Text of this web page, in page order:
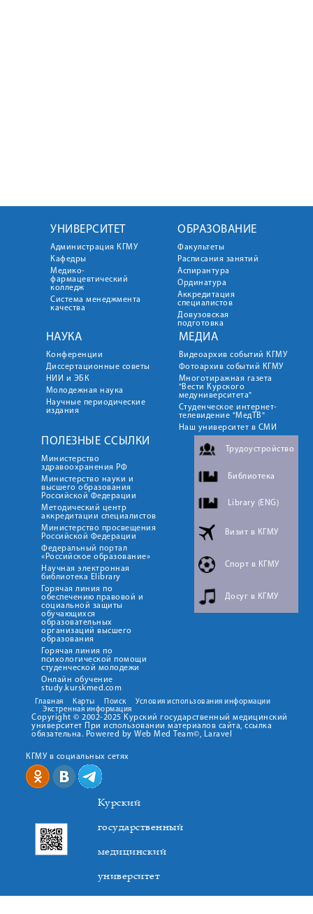
УНИВЕРСИТЕТ
Администрация КГМУ
Кафедры
Медико-
фармацевтический
колледж
Система менеджмента
качества
ОБРАЗОВАНИЕ
Факультеты
Расписания занятий
Аспирантура
Ординатура
Аккредитация
специалистов
Довузовская
подготовка
НАУКА
Конференции
Диссертационные советы
НИИ и ЭБК
Молодежная наука
Научные периодические
издания
МЕДИА
Видеоархив событий КГМУ
Фотоархив событий КГМУ
Многотиражная газета
"Вести Курского
медуниверситета"
Студенческое интернет-
телевидение "МедТВ"
Наш университет в СМИ
ПОЛЕЗНЫЕ ССЫЛКИ
Министерство
здравоохранения РФ
Министерство науки и
высшего образования
Российской Федерации
Методический центр
аккредитации специалистов
Министерство просвещения
Российской Федерации
Федеральный портал
«Российское образование»
Научная электронная
библиотека Elibrary
Горячая линия по
обеспечению правовой и
социальной защиты
обучающихся
образовательных
организаций высшего
образования
Горячая линия по
психологической помощи
студенческой молодежи
Онлайн обучение
study.kurskmed.com
Трудоустройство
Библиотека
Library (ENG)
Визит в КГМУ
Спорт в КГМУ
Досуг в КГМУ
Главная Карты Поиск
Условия использования информации
Экстренная информация
Copyright © 2002-2025 Курский государственный медицинский
университет При использовании материалов сайта, ссылка
обязательна. Powered by Web Med Team©, Laravel
КГМУ в социальных сетях
Курский
государственный
медицинский
университет